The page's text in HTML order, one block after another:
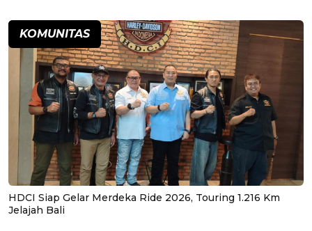
KOMUNITAS
HDCI Siap Gelar Merdeka Ride 2026, Touring 1.216 Km
Jelajah Bali